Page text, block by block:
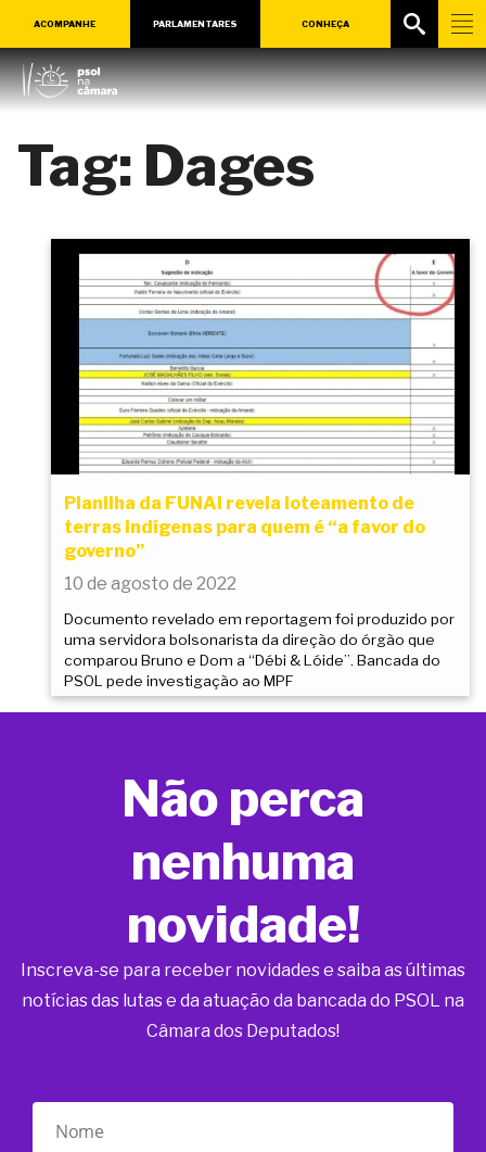
ACOMPANHE PARLAMENTARES CONHEÇA
Tag: Dages
Planilha da FUNAI revela loteamento de
terras indígenas para quem é “a favor do
governo”
10 de agosto de 2022
Documento revelado em reportagem foi produzido por
uma servidora bolsonarista da direção do órgão que
comparou Bruno e Dom a “Débi & Lóide”. Bancada do
PSOL pede investigação ao MPF
Não perca
nenhuma
novidade!
Inscreva-se para receber novidades e saiba as últimas
notícias das lutas e da atuação da bancada do PSOL na
Câmara dos Deputados!